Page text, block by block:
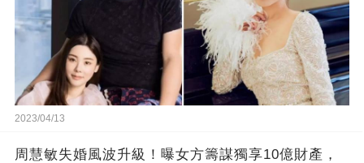
2023/04/13
周慧敏失婚風波升級！曝女方籌謀獨享10億財產，